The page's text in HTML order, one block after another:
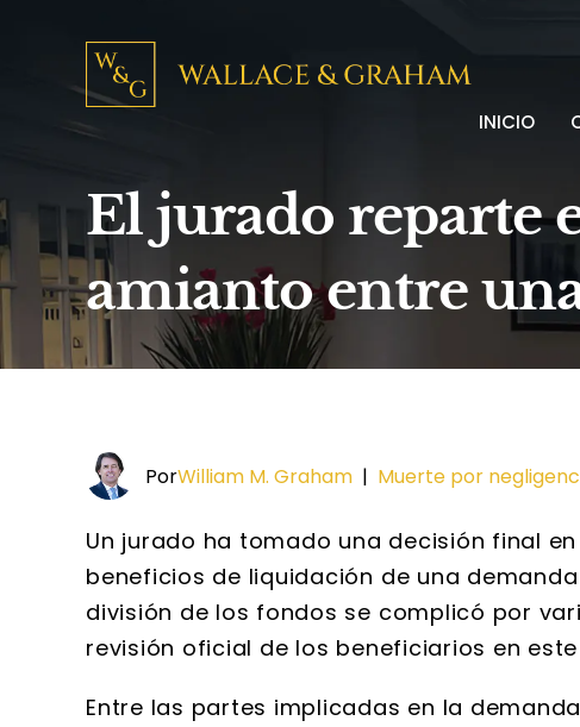
INICIO
El jurado reparte
amianto entre
PorWilliam M. Graham | Muerte por
Un jurado ha tomado una decisión final
beneficios de liquidación de una
división de los fondos se complicó por
revisión oficial de los beneficiarios en
Entre las partes implicadas en la